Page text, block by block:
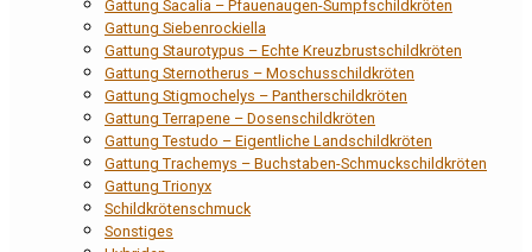
Gattung Sacalia – Pfauenaugen-Sumpfschildkröten
Gattung Siebenrockiella
Gattung Staurotypus – Echte Kreuzbrustschildkröten
Gattung Sternotherus – Moschusschildkröten
Gattung Stigmochelys – Pantherschildkröten
Gattung Terrapene – Dosenschildkröten
Gattung Testudo – Eigentliche Landschildkröten
Gattung Trachemys – Buchstaben-Schmuckschildkröten
Gattung Trionyx
Schildkrötenschmuck
Sonstiges